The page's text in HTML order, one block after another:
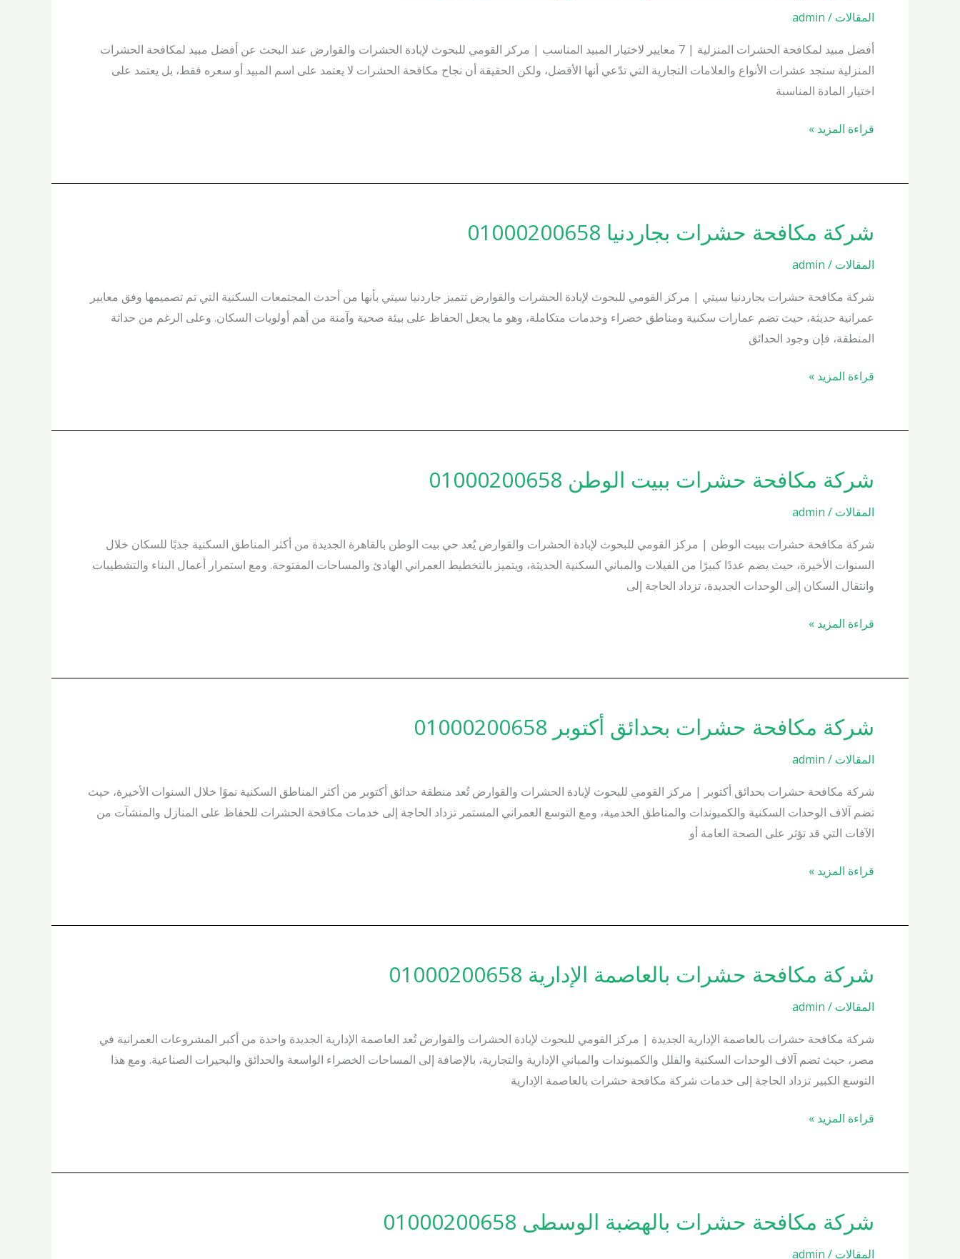
المقالات /
admin
أفضل مبيد لمكافحة الحشرات المنزلية | 7 معايير لاختيار المبيد المناسب | مركز القومي للبحوث لإبادة الحشرات والقوارض عند البحث عن أفضل مبيد لمكافحة الحشرات
المنزلية ستجد عشرات الأنواع والعلامات التجارية التي تدّعي أنها الأفضل، ولكن الحقيقة أن نجاح مكافحة الحشرات لا يعتمد على اسم المبيد أو سعره فقط، بل يعتمد على
اختيار المادة المناسبة
لمكافحة
الحشرات
المنزلية
01000200658
قراءة المزيد »
شركة مكافحة حشرات بجاردنيا 01000200658
المقالات /
admin
شركة مكافحة حشرات بجاردنيا سيتي | مركز القومي للبحوث لإبادة الحشرات والقوارض تتميز جاردنيا سيتي بأنها من أحدث المجتمعات السكنية التي تم تصميمها وفق معايير
عمرانية حديثة، حيث تضم عمارات سكنية ومناطق خضراء وخدمات متكاملة، وهو ما يجعل الحفاظ على بيئة صحية وآمنة من أهم أولويات السكان. وعلى الرغم من حداثة
المنطقة، فإن وجود الحدائق
شركة
مكافحة
حشرات
بجاردنيا
01000200658
قراءة المزيد »
شركة مكافحة حشرات ببيت الوطن 01000200658
المقالات /
admin
شركة مكافحة حشرات ببيت الوطن | مركز القومي للبحوث لإبادة الحشرات والقوارض يُعد حي بيت الوطن بالقاهرة الجديدة من أكثر المناطق السكنية جذبًا للسكان خلال
السنوات الأخيرة، حيث يضم عددًا كبيرًا من الفيلات والمباني السكنية الحديثة، ويتميز بالتخطيط العمراني الهادئ والمساحات المفتوحة. ومع استمرار أعمال البناء والتشطيبات
وانتقال السكان إلى الوحدات الجديدة، تزداد الحاجة إلى
شركة
مكافحة
حشرات
ببيت
الوطن
01000200658
قراءة المزيد »
شركة مكافحة حشرات بحدائق أكتوبر 01000200658
المقالات /
admin
شركة مكافحة حشرات بحدائق أكتوبر | مركز القومي للبحوث لإبادة الحشرات والقوارض تُعد منطقة حدائق أكتوبر من أكثر المناطق السكنية نموًا خلال السنوات الأخيرة، حيث
تضم آلاف الوحدات السكنية والكمبوندات والمناطق الخدمية، ومع التوسع العمراني المستمر تزداد الحاجة إلى خدمات مكافحة الحشرات للحفاظ على المنازل والمنشآت من
الآفات التي قد تؤثر على الصحة العامة أو
شركة
مكافحة
حشرات
بحدائق
أكتوبر
01000200658
قراءة المزيد »
شركة مكافحة حشرات بالعاصمة الإدارية 01000200658
المقالات /
admin
شركة مكافحة حشرات بالعاصمة الإدارية الجديدة | مركز القومي للبحوث لإبادة الحشرات والقوارض تُعد العاصمة الإدارية الجديدة واحدة من أكبر المشروعات العمرانية في
مصر، حيث تضم آلاف الوحدات السكنية والفلل والكمبوندات والمباني الإدارية والتجارية، بالإضافة إلى المساحات الخضراء الواسعة والحدائق والبحيرات الصناعية. ومع هذا
التوسع الكبير تزداد الحاجة إلى خدمات شركة مكافحة حشرات بالعاصمة الإدارية
شركة
مكافحة
حشرات
بالعاصمة
01000200658
قراءة المزيد »
شركة مكافحة حشرات بالهضبة الوسطى 01000200658
المقالات /
admin
شركة
مكافحة